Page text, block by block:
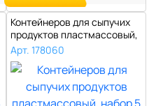
Контейнеров для сыпучих
продуктов пластмассовый,
набор ..
Арт. 178060